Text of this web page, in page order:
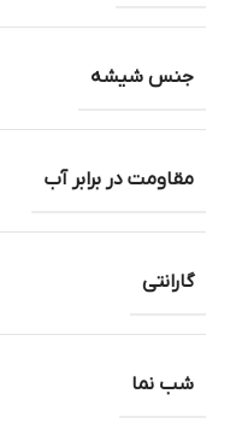
جنس شیشه
مقاومت در برابر آب
گارانتی
شب نما